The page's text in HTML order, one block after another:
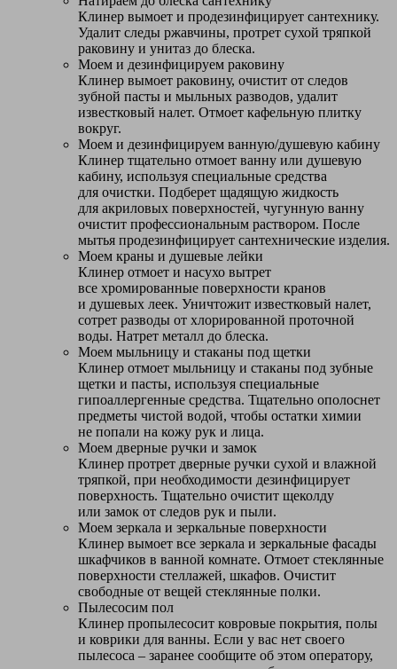
Клинер вымоет и продезинфицирует сантехнику.
Удалит следы ржавчины, протрет сухой тряпкой
раковину и унитаз до блеска.
Моем и дезинфицируем раковину
Клинер вымоет раковину, очистит от следов
зубной пасты и мыльных разводов, удалит
известковый налет. Отмоет кафельную плитку
вокруг.
Моем и дезинфицируем ванную/душевую кабину
Клинер тщательно отмоет ванну или душевую
кабину, используя специальные средства
для очистки. Подберет щадящую жидкость
для акриловых поверхностей, чугунную ванну
очистит профессиональным раствором. После
мытья продезинфицирует сантехнические изделия.
Моем краны и душевые лейки
Клинер отмоет и насухо вытрет
все хромированные поверхности кранов
и душевых леек. Уничтожит известковый налет,
сотрет разводы от хлорированной проточной
воды. Натрет металл до блеска.
Моем мыльницу и стаканы под щетки
Клинер отмоет мыльницу и стаканы под зубные
щетки и пасты, используя специальные
гипоаллергенные средства. Тщательно ополоснет
предметы чистой водой, чтобы остатки химии
не попали на кожу рук и лица.
Моем дверные ручки и замок
Клинер протрет дверные ручки сухой и влажной
тряпкой, при необходимости дезинфицирует
поверхность. Тщательно очистит щеколду
или замок от следов рук и пыли.
Моем зеркала и зеркальные поверхности
Клинер вымоет все зеркала и зеркальные фасады
шкафчиков в ванной комнате. Отмоет стеклянные
поверхности стеллажей, шкафов. Очистит
свободные от вещей стеклянные полки.
Пылесосим пол
Клинер пропылесосит ковровые покрытия, полы
и коврики для ванны. Если у вас нет своего
пылесоса – заранее сообщите об этом оператору,